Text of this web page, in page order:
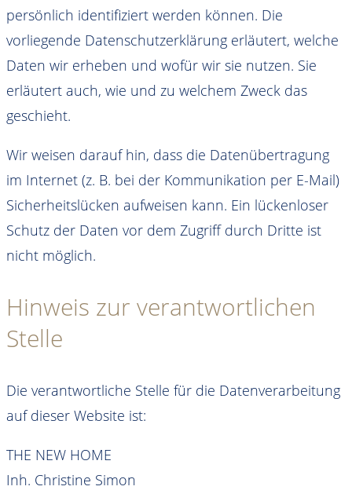
persönlich identifiziert werden können. Die
vorliegende Datenschutzerklärung erläutert, welche
Daten wir erheben und wofür wir sie nutzen. Sie
erläutert auch, wie und zu welchem Zweck das
geschieht.
Wir weisen darauf hin, dass die Datenübertragung
im Internet (z. B. bei der Kommunikation per E-Mail)
Sicherheitslücken aufweisen kann. Ein lückenloser
Schutz der Daten vor dem Zugriff durch Dritte ist
nicht möglich.
Hinweis zur verantwortlichen
Stelle
Die verantwortliche Stelle für die Datenverarbeitung
auf dieser Website ist:
THE NEW HOME
Inh. Christine Simon